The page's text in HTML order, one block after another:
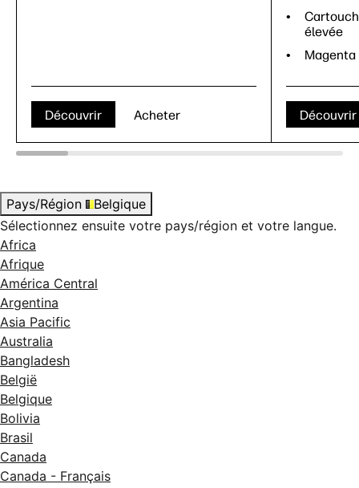
Découvrir Acheter
élevée
Magenta
Découvrir
Pays/Région
Belgique
Sélectionnez ensuite votre pays/région et votre langue.
Africa
Afrique
América Central
Argentina
Asia Pacific
Australia
Bangladesh
België
Belgique
Bolivia
Brasil
Canada
Canada - Français